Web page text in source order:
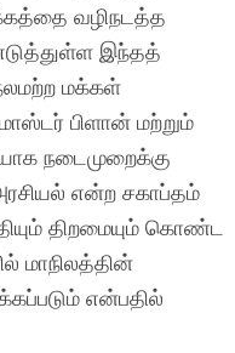
வழிநடத்த
இந்தத்
மக்கள்
பிளான் மற்றும்
நடைமுறைக்கு
அரசியல் என்ற சகாப்தம்
திறமையும் கொண்ட
மாநிலத்தின்
என்பதில்